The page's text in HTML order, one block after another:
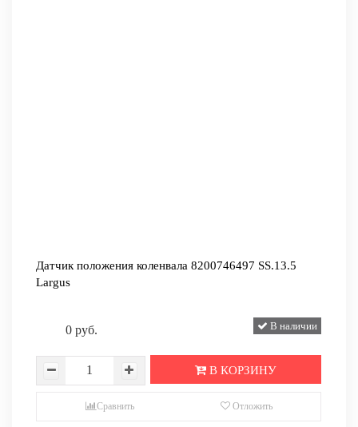
Датчик положения коленвала 8200746497 SS.13.5
Largus
0 руб. В наличии
В КОРЗИНУ
Сравнить Отложить